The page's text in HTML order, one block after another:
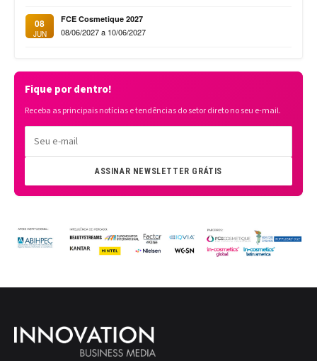
08
JUN
FCE Cosmetique 2027
08/06/2027 a 10/06/2027
Fique por dentro!
Receba as principais notícias e tendências do setor direto no seu e-mail.
ASSINAR NEWSLETTER GRÁTIS